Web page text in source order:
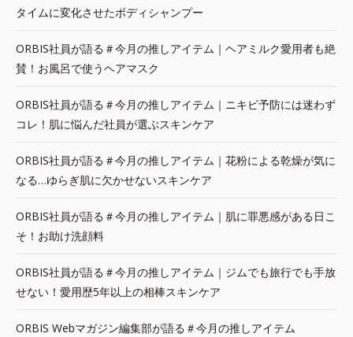
タイムに変化させたボディシャンプー
ORBIS社員が語る＃今月の推しアイテム｜ヘアミルク愛用者も絶
賛！お風呂で使うヘアマスク
ORBIS社員が語る＃今月の推しアイテム｜ニキビ予防には迷わず
コレ！肌に悩んだ社員が選ぶスキンケア
ORBIS社員が語る＃今月の推しアイテム｜花粉による乾燥が気に
なる…ゆらぎ肌に欠かせないスキンケア
ORBIS社員が語る＃今月の推しアイテム｜肌に罪悪感がある日こ
そ！お助け洗顔料
ORBIS社員が語る＃今月の推しアイテム｜ジムでも旅行でも手放
せない！愛用歴5年以上の相棒スキンケア
ORBIS Webマガジン編集部が語る＃今月の推しアイテム